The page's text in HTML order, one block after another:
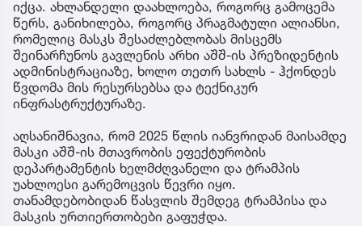
იქცა. ახლანდელი დაახლოება, როგორც გამოცემა
წერს, განიხილება, როგორც პრაგმატული ალიანსი,
რომელიც მასკს შესაძლებლობას მისცემს
შეინარჩუნოს გავლენის არხი აშშ-ის პრეზიდენტის
ადმინისტრაციაზე, ხოლო თეთრ სახლს - ჰქონდეს
წვდომა მის რესურსებსა და ტექნიკურ
ინფრასტრუქტურაზე.
აღსანიშნავია, რომ 2025 წლის იანვრიდან მაისამდე
მასკი აშშ-ის მთავრობის ეფექტურობის
დეპარტამენტის ხელმძღვანელი და ტრამპის
უახლოესი გარემოცვის წევრი იყო.
თანამდებობიდან წასვლის შემდეგ ტრამპისა და
მასკის ურთიერთობები გაფუჭდა.